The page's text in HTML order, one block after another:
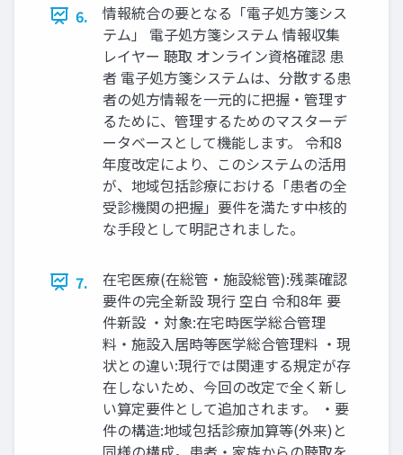
6.
情報統合の要となる「電子処方箋シス
テム」 電子処方箋システム 情報収集
レイヤー 聴取 オンライン資格確認 患
者 電子処方箋システムは、分散する患
者の処方情報を一元的に把握・管理す
るために、管理するためのマスターデ
ータベースとして機能します。 令和8
年度改定により、このシステムの活用
が、地域包括診療における「患者の全
受診機関の把握」要件を満たす中核的
な手段として明記されました。
7.
在宅医療(在総管・施設総管):残薬確認
要件の完全新設 現行 空白 令和8年 要
件新設 ・対象:在宅時医学総合管理
料・施設入居時等医学総合管理料 ・現
状との違い:現行では関連する規定が存
在しないため、今回の改定で全く新し
い算定要件として追加されます。 ・要
件の構造:地域包括診療加算等(外来)と